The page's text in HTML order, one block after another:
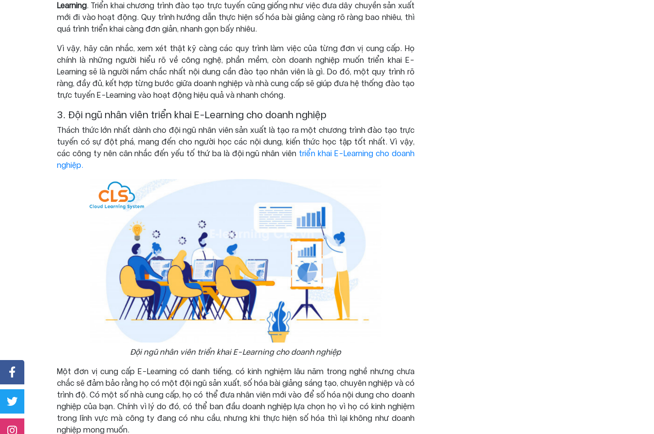
Learning. Triển khai chương trình đào tạo trực tuyến cũng giống như việc đưa dây chuyền sản xuất
mới đi vào hoạt động. Quy trình hướng dẫn thực hiện số hóa bài giảng càng rõ ràng bao nhiêu, thì
quá trình triển khai càng đơn giản, nhanh gọn bấy nhiêu.
Vì vậy, hãy cân nhắc, xem xét thật kỹ càng các quy trình làm việc của từng đơn vị cung cấp. Họ
chính là những người hiểu rõ về công nghệ, phần mềm, còn doanh nghiệp muốn triển khai E-
Learning sẽ là người nắm chắc nhất nội dung cần đào tạo nhân viên là gì. Do đó, một quy trình rõ
ràng, đầy đủ, kết hợp từng bước giữa doanh nghiệp và nhà cung cấp sẽ giúp đưa hệ thống đào tạo
trực tuyến E-Learning vào hoạt động hiệu quả và nhanh chóng.
3. Đội ngũ nhân viên triển khai E-Learning cho doanh nghiệp
Thách thức lớn nhất dành cho đội ngũ nhân viên sản xuất là tạo ra một chương trình đào tạo trực
tuyến có sự đột phá, mang đến cho người học các nội dung, kiến thức học tập tốt nhất. Vì vậy,
các công ty nên cân nhắc đến yếu tố thứ ba là đội ngũ nhân viên triển khai E-Learning cho doanh
nghiệp.
Đội ngũ nhân viên triển khai E-Learning cho doanh nghiệp
Một đơn vị cung cấp E-Learning có danh tiếng, có kinh nghiệm lâu năm trong nghề nhưng chưa
chắc sẽ đảm bảo rằng họ có một đội ngũ sản xuất, số hóa bài giảng sáng tạo, chuyên nghiệp và có
trình độ. Có một số nhà cung cấp, họ có thể đưa nhân viên mới vào để số hóa nội dung cho doanh
nghiệp của bạn. Chính vì lý do đó, có thể ban đầu doanh nghiệp lựa chọn họ vì họ có kinh nghiệm
trong lĩnh vực mà công ty đang có nhu cầu, nhưng khi thực hiện số hóa thì lại không như doanh
nghiệp mong muốn.